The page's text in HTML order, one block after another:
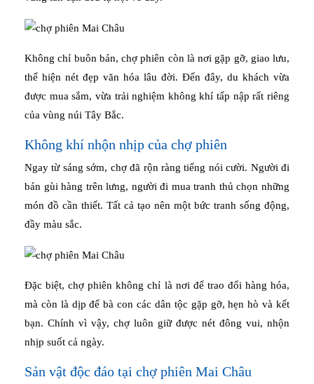
Không chỉ buôn bán, chợ phiên còn là nơi gặp gỡ, giao lưu,
thể hiện nét đẹp văn hóa lâu đời. Đến đây, du khách vừa
được mua sắm, vừa trải nghiệm không khí tấp nập rất riêng
của vùng núi Tây Bắc.
Không khí nhộn nhịp của chợ phiên
Ngay từ sáng sớm, chợ đã rộn ràng tiếng nói cười. Người đi
bán gùi hàng trên lưng, người đi mua tranh thủ chọn những
món đồ cần thiết. Tất cả tạo nên một bức tranh sống động,
đầy màu sắc.
Đặc biệt, chợ phiên không chỉ là nơi để trao đổi hàng hóa,
mà còn là dịp để bà con các dân tộc gặp gỡ, hẹn hò và kết
bạn. Chính vì vậy, chợ luôn giữ được nét đông vui, nhộn
nhịp suốt cả ngày.
Sản vật độc đáo tại chợ phiên Mai Châu